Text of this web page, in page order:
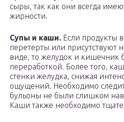
сыры, так как они всегда
жирности.
Супы и каши. Если продукты
перетерты или присутствуют
виде, то желудок и кишечник
переработкой. Более того,
стенки желудка, снижая
ощущений. Необходимо
бульоны не были слишком
Каши также необходимо